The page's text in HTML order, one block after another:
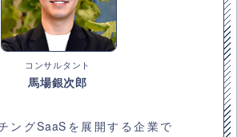
コンサルタント
馬場銀次郎
ングSaaSを展開する企業で